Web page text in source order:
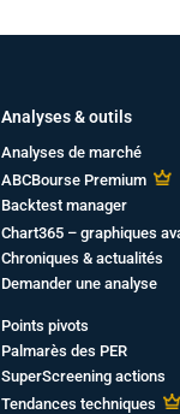
Analyses & outils
Analyses de marché
ABCBourse Premium
Backtest manager
Chart365 – graphiques
Chroniques & actualités
Demander une analyse
Points pivots
Palmarès des PER
SuperScreening actions
Tendances techniques